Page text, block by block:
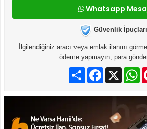
Whatsapp
Güvenlik İpuçları
İlgilendiğiniz aracı veya emlak ilanını
ödeme yapmayın, para
PaylaşFacebook
X